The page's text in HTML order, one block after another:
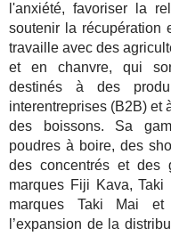
l'anxiété, favoriser la
soutenir la récupération
travaille avec des
et en chanvre, qui
destinés à des
interentreprises (B2B) et
des boissons. Sa
poudres à boire, des
des concentrés et des
marques Fiji Kava,
marques Taki Mai
l’expansion de la